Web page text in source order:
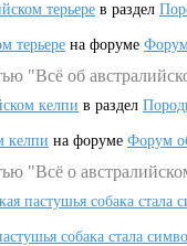
терьере в раздел
терьере на форуме
"Всё об
келпи в раздел
келпи на форуме Форум
"Всё о
пастушья собака
собака стала